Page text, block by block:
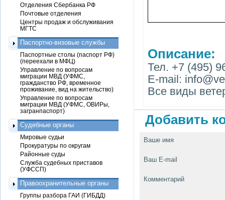
Описание:
Тел. +7 (495)
E-mail:
Все виды
Добавить
Ваше имя
Ваш E-mail
Комментарий
Отделения Сбербанка РФ
Почтовые отделения
Центры продаж и обслуживания
МГТС
Паспортно-визовые службы
Паспортные столы (паспорт РФ)
(переехали в МФЦ)
Управление по вопросам
миграции МВД (УФМС,
гражданство РФ, временное
проживание, вид на жительство)
Управление по вопросам
миграции МВД (УФМС, ОВИРы,
загранпаспорт)
Судебные органы
Мировые судьи
Прокуратуры по округам
Районные суды
Служба судебных приставов
(УФССП)
Правоохранительные органы
Группы разбора ГАИ (ГИБДД)